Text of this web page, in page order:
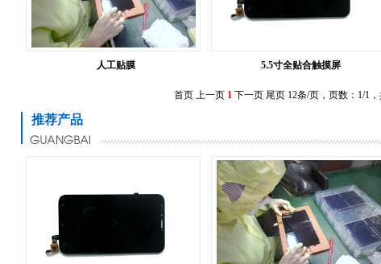
人工贴膜 5.5寸全贴合触摸屏
首页 上一页 1 下一页 尾页 12条/页， 页数：1/1
推荐产品